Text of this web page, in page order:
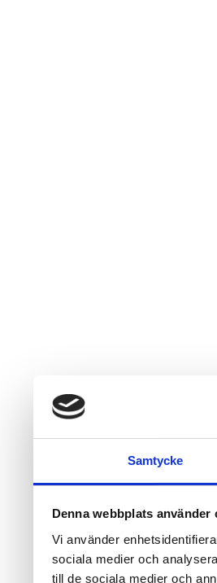
Samtycke
Denna webbplats använder
Vi använder
sociala medier och
till de sociala medier och